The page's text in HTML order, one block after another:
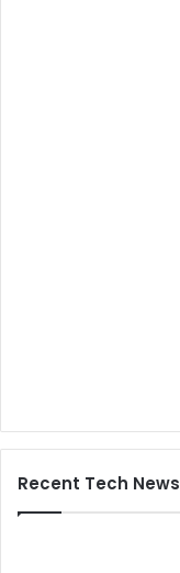
Recent Tech News